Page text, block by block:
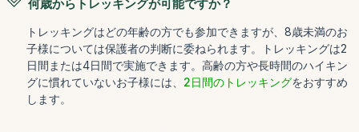
何歳からトレッキングが可能ですか？
トレッキングはどの年齢の方でも参加できますが、8歳未満のお
子様については保護者の判断に委ねられます。トレッキングは2
日間または4日間で実施できます。高齢の方や長時間のハイキン
グに慣れていないお子様には、 2日間のトレッキングをおすすめ
します。